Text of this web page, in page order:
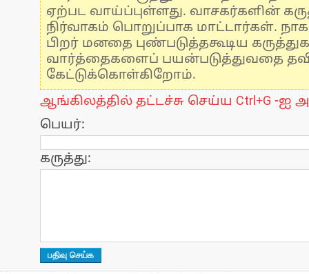
ஏற்பட வாய்ப்புள்ளது. வாசகர்களின்
நிர்வாகம் பொறுப்பாக மாட்டார்கள்.
பிறர் மனதை புண்படுத்தகூடிய
வார்த்தைகளைப் பயன்படுத்துவதை
கேட்டுக்கொள்கிறோம்.
ஆங்கிலத்தில் தட்டச்சு செய்ய Ctrl+G -ஐ
பெயர்:
கருத்து: